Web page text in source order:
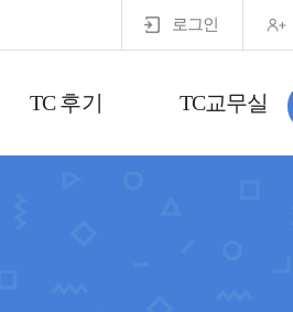
로그인
TC 후기 TC교무실